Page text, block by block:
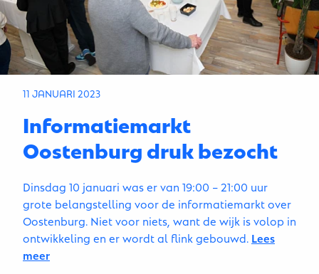
11 JANUARI 2023
Informatiemarkt
Oostenburg druk bezocht
Dinsdag 10 januari was er van 19:00 – 21:00 uur
grote belangstelling voor de informatiemarkt over
Oostenburg. Niet voor niets, want de wijk is volop in
ontwikkeling en er wordt al flink gebouwd. Lees
meer